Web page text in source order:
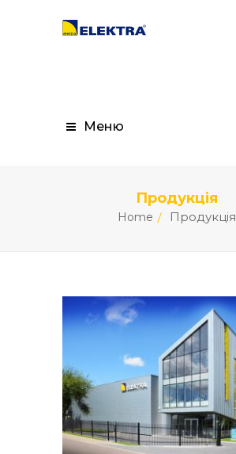
Меню
Продукція
Home Продукція